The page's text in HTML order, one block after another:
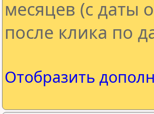
месяцев (с даты
после клика по
Отобразить